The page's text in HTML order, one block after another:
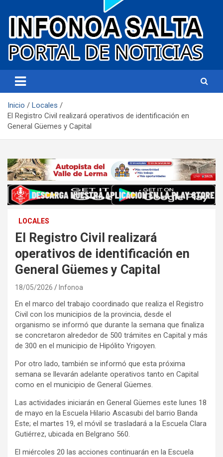
Infonoa Salta
Inicio
Locales
El Registro Civil realizará operativos de identificación en
General Güemes y Capital
LOCALES
El Registro Civil realizará
operativos de identificación en
General Güemes y Capital
18/05/2026 Infonoa
En el marco del trabajo coordinado que realiza el Registro
Civil con los municipios de la provincia, desde el
organismo se informó que durante la semana que finaliza
se concretaron alrededor de 500 trámites en Capital y más
de 300 en el municipio de Hipólito Yrigoyen.
Por otro lado, también se informó que esta próxima
semana se llevarán adelante operativos tanto en Capital
como en el municipio de General Güemes.
Las actividades iniciarán en General Güemes este lunes 18
de mayo en la Escuela Hilario Ascasubi del barrio Banda
Este; el martes 19, el móvil se trasladará a la Escuela Clara
Gutiérrez, ubicada en Belgrano 560.
El miércoles 20 las acciones continuarán en la Escuela